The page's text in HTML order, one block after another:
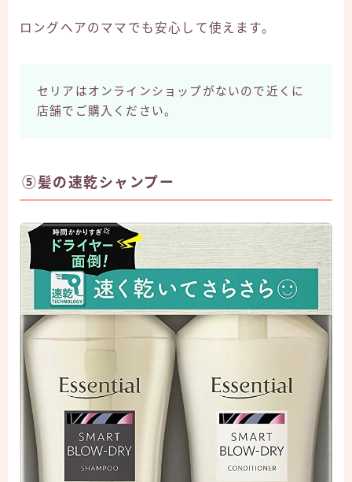
ロングヘアのママでも安心して使えます。
セリアはオンラインショップがないので近くに
店舗でご購入ください。
⑤髪の速乾シャンプー